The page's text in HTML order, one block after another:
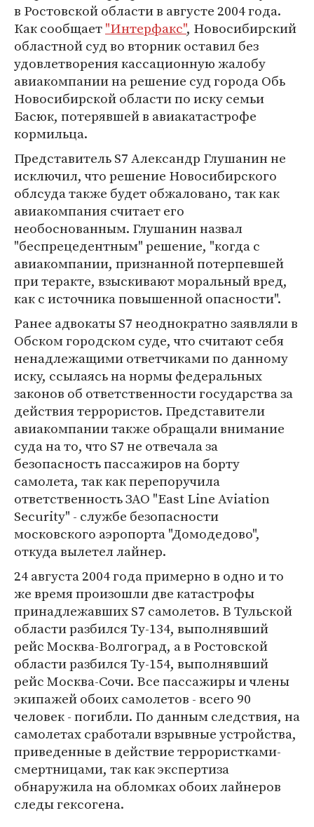
в Ростовской области в августе 2004 года.
Как сообщает"Интерфакс", Новосибирский
областной суд во вторник оставил без
удовлетворения кассационную жалобу
авиакомпании на решение суд города Обь
Новосибирской области по иску семьи
Басюк, потерявшей в авиакатастрофе
кормильца.
Представитель S7 Александр Глушанин не
исключил, что решение Новосибирского
облсуда также будет обжаловано, так как
авиакомпания считает его
необоснованным. Глушанин назвал
"беспрецедентным" решение, "когда с
авиакомпании, признанной потерпевшей
при теракте, взыскивают моральный вред,
как с источника повышенной опасности".
Ранее адвокаты S7 неоднократно заявляли в
Обском городском суде, что считают себя
ненадлежащими ответчиками по данному
иску, ссылаясь на нормы федеральных
законов об ответственности государства за
действия террористов. Представители
авиакомпании также обращали внимание
суда на то, что S7 не отвечала за
безопасность пассажиров на борту
самолета, так как перепоручила
ответственность ЗАО "East Line Aviation
Security" - службе безопасности
московского аэропорта "Домодедово",
откуда вылетел лайнер.
24 августа 2004 года примерно в одно и то
же время произошли две катастрофы
принадлежавших S7 самолетов. В Тульской
области разбился Ту-134, выполнявший
рейс Москва-Волгоград, а в Ростовской
области разбился Ту-154, выполнявший
рейс Москва-Сочи. Все пассажиры и члены
экипажей обоих самолетов - всего 90
человек - погибли. По данным следствия, на
самолетах сработали взрывные устройства,
приведенные в действие террористками-
смертницами, так как экспертиза
обнаружила на обломках обоих лайнеров
следы гексогена.